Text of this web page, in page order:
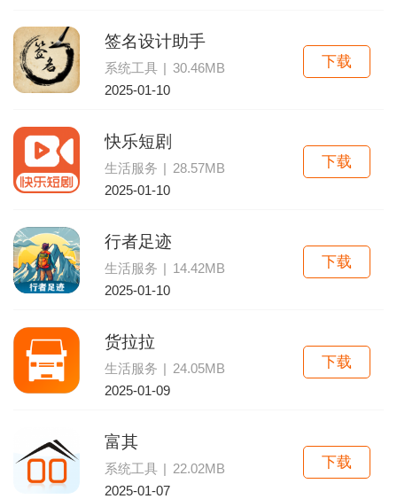
签名设计助手
系统工具 | 30.46MB
2025-01-10
下载
快乐短剧
生活服务 | 28.57MB
2025-01-10
下载
行者足迹
生活服务 | 14.42MB
2025-01-10
下载
货拉拉
生活服务 | 24.05MB
2025-01-09
下载
富其
系统工具 | 22.02MB
2025-01-07
下载